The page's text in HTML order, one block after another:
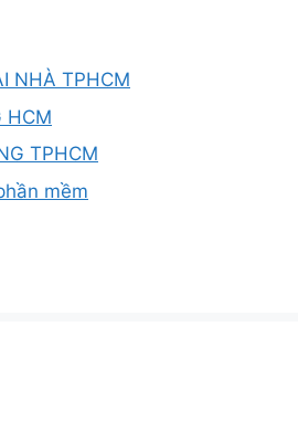
NHÀ TPHCM
HCM
TPHCM
mềm